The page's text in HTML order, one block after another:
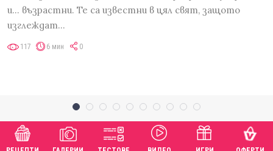
и... възрастни. Те са известни в цял свят, защото
изглеждат…
117 6 мин 0